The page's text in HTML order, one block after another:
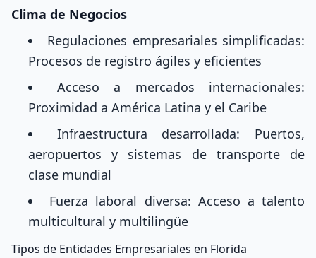
Clima de Negocios
Regulaciones empresariales simplificadas:
Procesos de registro ágiles y eficientes
Acceso a mercados internacionales:
Proximidad a América Latina y el Caribe
Infraestructura desarrollada: Puertos,
aeropuertos y sistemas de transporte de
clase mundial
Fuerza laboral diversa: Acceso a talento
multicultural y multilingüe
Tipos de Entidades Empresariales en Florida